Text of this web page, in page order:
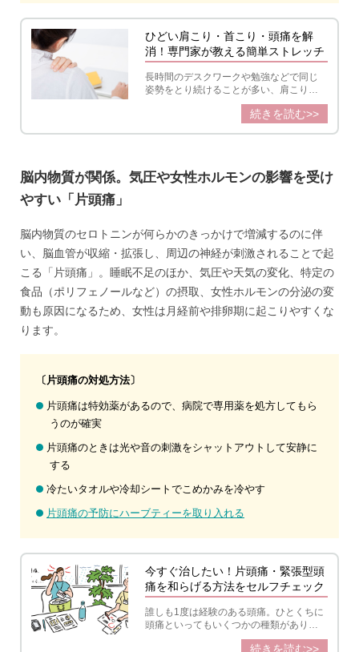
ひどい肩こり・首こり・頭痛を解
消！専門家が教える簡単ストレッチ
長時間のデスクワークや勉強などで同じ
姿勢をとり続けることが多い、肩こりや
頭痛、腰痛がひどい、パソコンやスマホ
を長時間使用して目が疲れる...。そんな方
の要素を盛り込んだストレッチ法をご紹
続きを読む>>
脳内物質が関係。気圧や女性ホルモンの影響を受け
やすい「片頭痛」
脳内物質のセロトニンが何らかのきっかけで増減するのに伴
い、脳血管が収縮・拡張し、周辺の神経が刺激されることで起
こる「片頭痛」。睡眠不足のほか、気圧や天気の変化、特定の
食品（ポリフェノールなど）の摂取、女性ホルモンの分泌の変
動も原因になるため、女性は月経前や排卵期に起こりやすくな
ります。
〔片頭痛の対処方法〕
片頭痛は特効薬があるので、病院で専用薬を処方してもら
うのが確実
片頭痛のときは光や音の刺激をシャットアウトして安静に
する
冷たいタオルや冷却シートでこめかみを冷やす
片頭痛の予防にハーブティーを取り入れる
今すぐ治したい！片頭痛・緊張型頭
痛を和らげる方法をセルフチェック
誰しも1度は経験のある頭痛。ひとくちに
頭痛といってもいくつかの種類があり、
代表的な頭痛タイプとして、片頭痛（偏
続きを読む>>